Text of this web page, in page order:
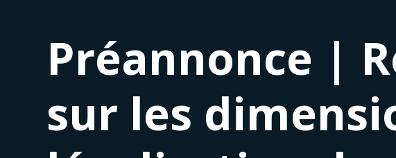
Préannonce |
sur les